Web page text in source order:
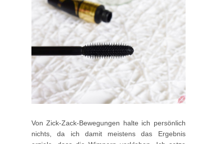
Von Zick-Zack-Bewegungen halte ich persönlich
nichts, da ich damit meistens das Ergebnis